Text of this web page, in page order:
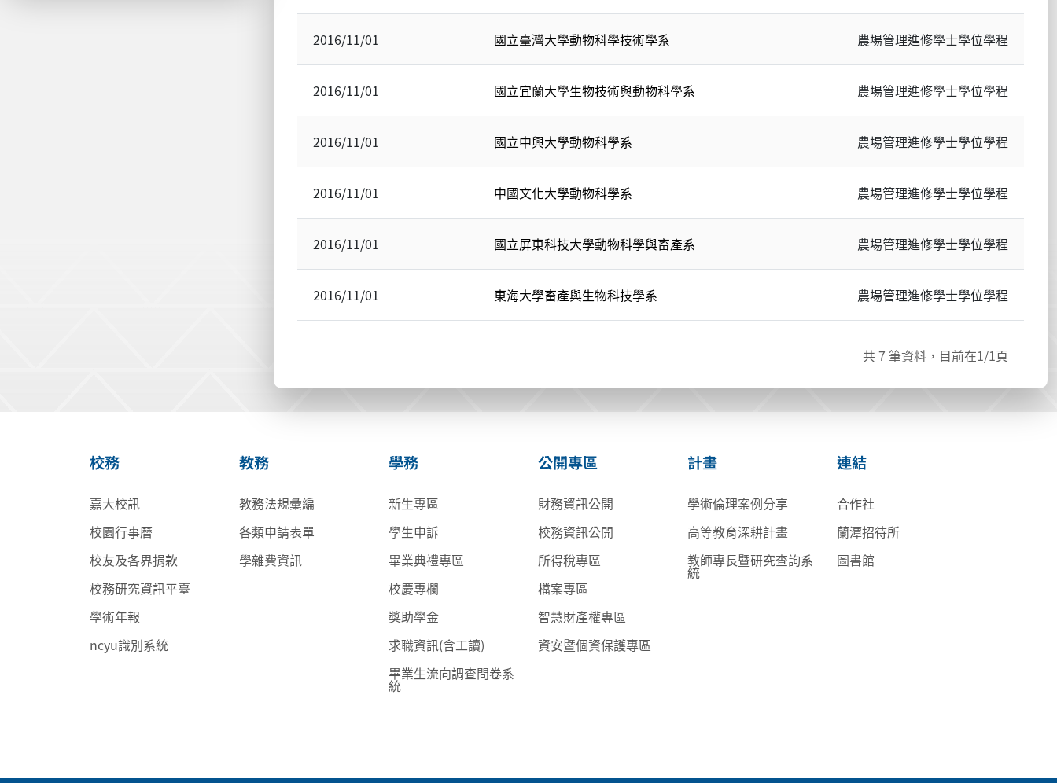
2016/11/01 國立臺灣大學動物科學技術學系 農場管理進修學士學位學程
2016/11/01 國立宜蘭大學生物技術與動物科學系 農場管理進修學士學位學程
2016/11/01 國立中興大學動物科學系 農場管理進修學士學位學程
2016/11/01 中國文化大學動物科學系 農場管理進修學士學位學程
2016/11/01 國立屏東科技大學動物科學與畜產系 農場管理進修學士學位學程
2016/11/01 東海大學畜產與生物科技學系 農場管理進修學士學位學程
共7 筆資料，目前在1/1頁
校務
嘉大校訊
校園行事曆
校友及各界捐款
校務研究資訊平臺
學術年報
ncyu識別系統
教務
教務法規彙編
各類申請表單
學雜費資訊
學務
新生專區
學生申訴
畢業典禮專區
校慶專欄
獎助學金
求職資訊(含工讀)
畢業生流向調查問卷系
統
公開專區
財務資訊公開
校務資訊公開
所得稅專區
檔案專區
智慧財產權專區
資安暨個資保護專區
計畫
學術倫理案例分享
高等教育深耕計畫
教師專長暨研究查詢系
統
連結
合作社
蘭潭招待所
圖書館